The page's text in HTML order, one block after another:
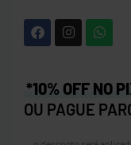
*10% OFF NO
OU PAGUE